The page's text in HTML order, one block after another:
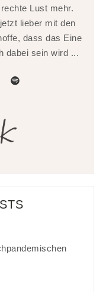
Lust mehr.
lieber mit den
dass das Eine
dabei sein wird ...